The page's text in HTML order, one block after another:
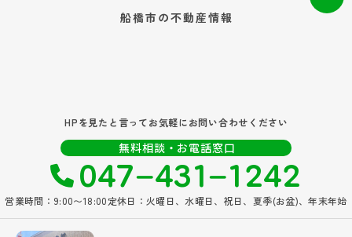
船橋市の不動産情報
HPを見たと言ってお気軽にお問い合わせください
無料相談・お電話窓口
047‐431‐1242
営業時間：9:00〜18:00定休日：火曜日、水曜日、祝日、夏季(お盆)、年末年始